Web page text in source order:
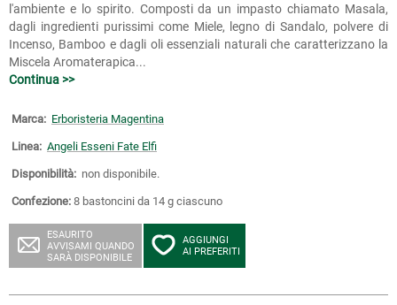
l'ambiente e lo spirito. Composti da un impasto chiamato Masala,
dagli ingredienti purissimi come Miele, legno di Sandalo, polvere di
Incenso, Bamboo e dagli oli essenziali naturali che caratterizzano la
Miscela Aromaterapica...
Continua >>
Marca: Erboristeria Magentina
Linea: Angeli Esseni Fate Elfi
Disponibilità: non disponibile.
Confezione: 8 bastoncini da 14 g ciascuno
ESAURITO
AVVISAMI QUANDO
SARÀ DISPONIBILE
AGGIUNGI
AI PREFERITI